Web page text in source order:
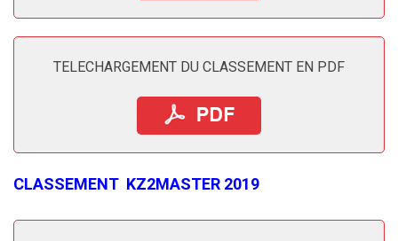
TELECHARGEMENT DU CLASSEMENT EN PDF
CLASSEMENT KZ2MASTER 2019